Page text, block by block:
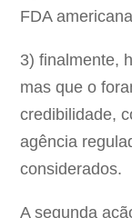
FDA
3) finalmente,
mas que o
credibilidade,
agência
considerados.
A segunda